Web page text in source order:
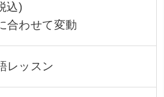
込)
合わせて変動
レッスン